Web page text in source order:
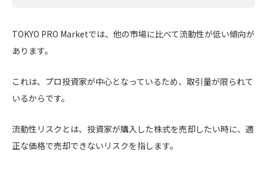
TOKYO PRO Marketでは、他の市場に比べて流動性が低い傾向が
あります。
これは、プロ投資家が中心となっているため、取引量が限られて
いるからです。
流動性リスクとは、投資家が購入した株式を売却したい時に、適
正な価格で売却できないリスクを指します。